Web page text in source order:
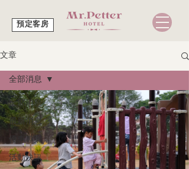
預定客房
文章
全部消息
最新消息
優惠專案
活動快訊
全部消息